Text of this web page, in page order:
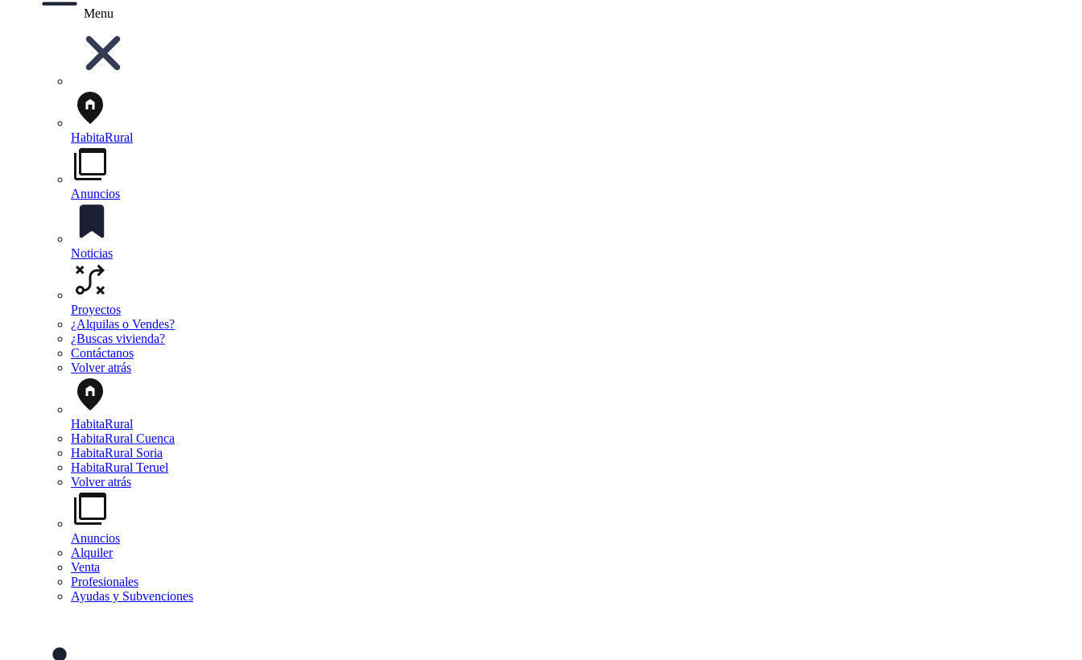
Menu
HabitaRural
Anuncios
Noticias
Proyectos
¿Alquilas o Vendes?
¿Buscas vivienda?
Contáctanos
Volver atrás
HabitaRural
HabitaRural Cuenca
HabitaRural Soria
HabitaRural Teruel
Volver atrás
Anuncios
Alquiler
Venta
Profesionales
Ayudas y Subvenciones